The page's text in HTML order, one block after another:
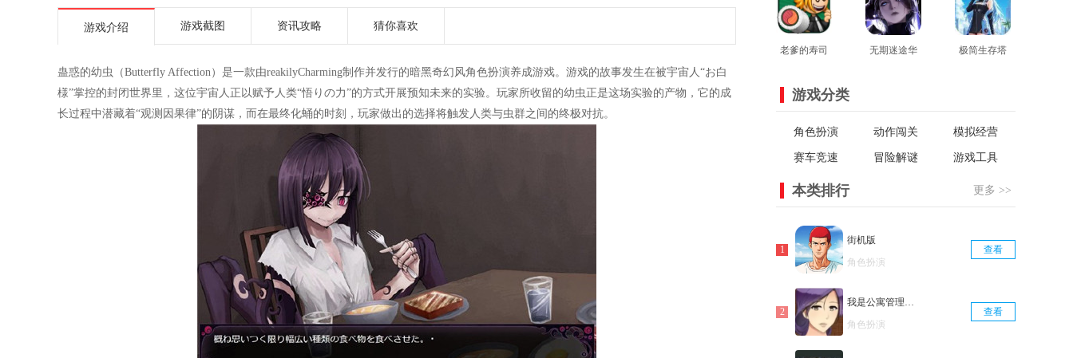
游戏介绍 游戏截图 资讯攻略 猜你喜欢
蛊惑的幼虫（Butterfly Affection）是一款由reakilyCharming制作并发行的暗黑奇幻风角色扮演养成游戏。游戏的故事发生在被宇宙人“お白
様”掌控的封闭世界里，这位宇宙人正以赋予人类“悟りの力”的方式开展预知未来的实验。玩家所收留的幼虫正是这场实验的产物，它的成
长过程中潜藏着“观测因果律”的阴谋，而在最终化蛹的时刻，玩家做出的选择将触发人类与虫群之间的终极对抗。
老爹的寿司
无期迷途华
极简生存塔
游戏分类
角色扮演 动作闯关 模拟经营
赛车竞速 冒险解谜 游戏工具
本类排行 更多 >>
街机版
角色扮演
查看
我是公寓管理员汉化版
角色扮演
查看